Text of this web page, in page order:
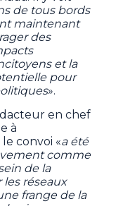
de tous bords
maintenant
des
et la
pour
».
en chef
à
convoi «a été
comme
de la
les réseaux
frange de la